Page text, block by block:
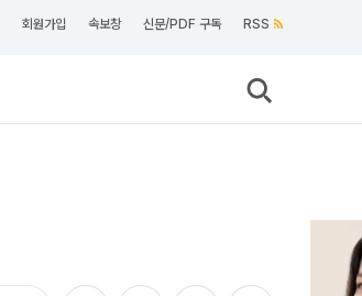
회원가입 속보창 신문/PDF 구독 RSS